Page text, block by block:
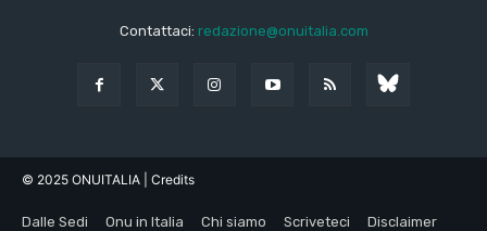
Contattaci: redazione@onuitalia.com
© 2025 ONUITALIA | Credits
Dalle Sedi Onu in Italia Chi siamo Scriveteci
Disclaimer